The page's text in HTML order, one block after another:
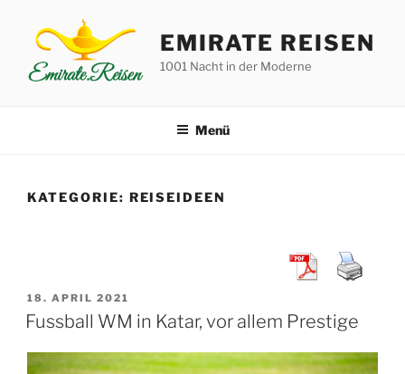
springen
EMIRATE REISEN
1001 Nacht in der Moderne
Menü
KATEGORIE: REISEIDEEN
VERÖFFENTLICHT
AM
18. APRIL 2021
Fussball WM in Katar, vor allem Prestige